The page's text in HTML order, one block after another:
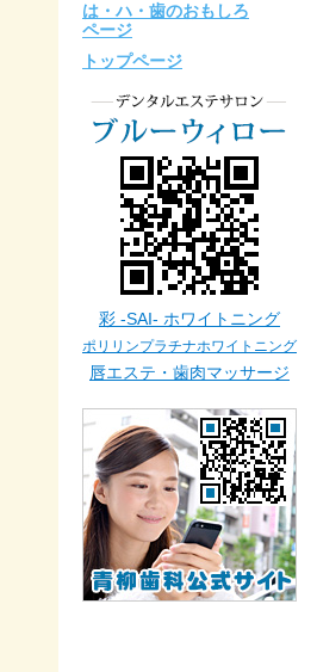
は・ハ・歯のおもしろ
ページ
トップページ
彩 -SAI- ホワイトニング
ポリリンプラチナホワイトニング
唇エステ・歯肉マッサージ